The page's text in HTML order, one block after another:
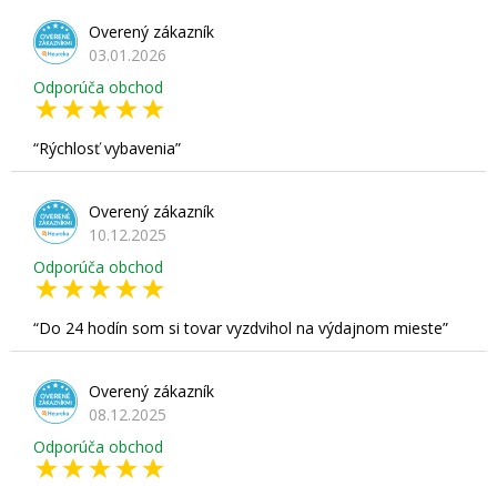
Overený zákazník
03.01.2026
Odporúča obchod
Rýchlosť vybavenia
Overený zákazník
10.12.2025
Odporúča obchod
Do 24 hodín som si tovar vyzdvihol na výdajnom mieste
Overený zákazník
08.12.2025
Odporúča obchod